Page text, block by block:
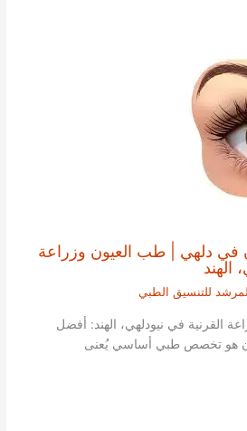
في دلهي | طب العيون وزراعة
الهند
للتنسيق الطبي
القرنية في نيودلهي، الهند: أفضل
هو تخصص طبي أساسي يُعنى